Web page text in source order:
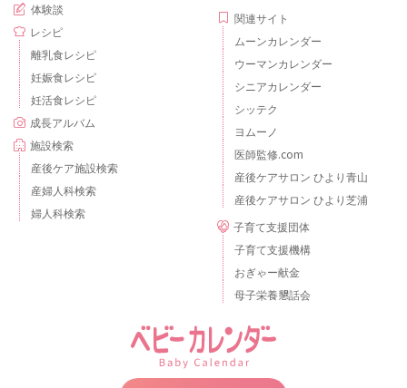
体験談
レシピ
離乳食レシピ
妊娠食レシピ
妊活食レシピ
成長アルバム
施設検索
産後ケア施設検索
産婦人科検索
婦人科検索
関連サイト
ムーンカレンダー
ウーマンカレンダー
シニアカレンダー
シッテク
ヨムーノ
医師監修.com
産後ケアサロン ひより青山
産後ケアサロン ひより芝浦
子育て支援団体
子育て支援機構
おぎゃー献金
母子栄養懇話会